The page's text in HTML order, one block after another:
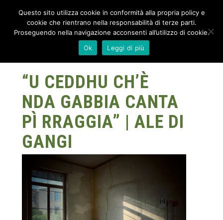
“U CEDDHU CH’È
NDA GABBIA CANTA
PÌ RRAGGIA” | ALE DI
GANGI
Questo sito utilizza cookie in conformità alla propria policy e
cookie che rientrano nella responsabilità di terze parti.
Proseguendo nella navigazione acconsenti all’utilizzo di cookie.
Ok
Leggi di più